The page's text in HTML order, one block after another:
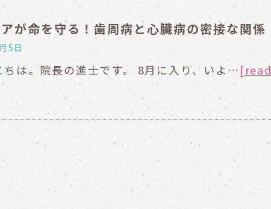
が命を守る！歯周病と心臓病の密接な関係
5日
ちは。院長の進士です。 8月に入り、いよ… [read